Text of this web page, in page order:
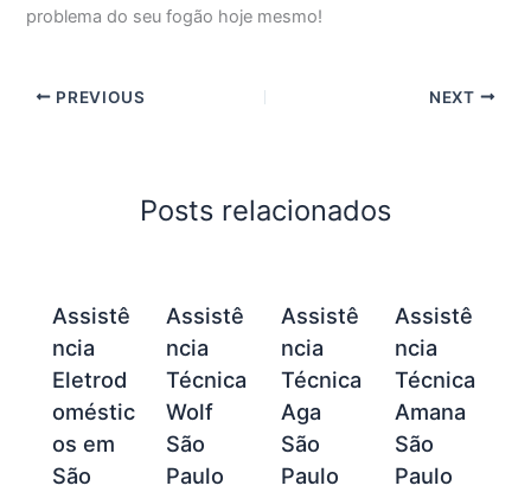
problema do seu fogão hoje mesmo!
PREVIOUS NEXT
Posts relacionados
Assistê
ncia
Eletrod
oméstic
os em
São
Assistê
ncia
Técnica
Wolf
São
Paulo
Assistê
ncia
Técnica
Aga
São
Paulo
Assistê
ncia
Técnica
Amana
São
Paulo